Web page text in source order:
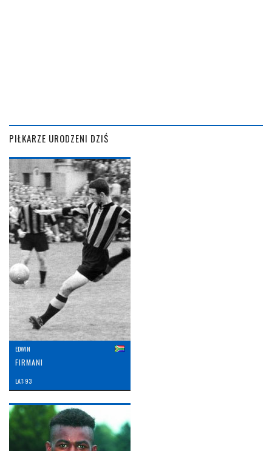
PIŁKARZE URODZENI DZIŚ
EDWIN
FIRMANI
LAT: 93